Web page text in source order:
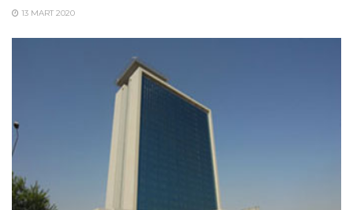
13 MART 2020